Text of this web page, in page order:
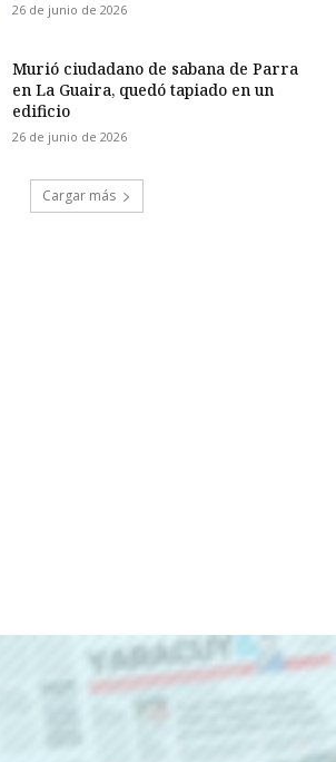
26 de junio de 2026
Murió ciudadano de sabana de Parra
en La Guaira, quedó tapiado en un
edificio
26 de junio de 2026
Cargar más